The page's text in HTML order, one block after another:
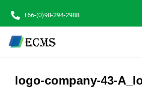
+66-(0)98-294-2988
logo-company-43-